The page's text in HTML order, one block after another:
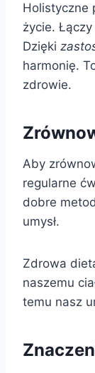
Holistyczne
życie. Łączy
Dzięki
harmonię.
zdrowie.
Aby
regularne
dobre
umysł.
Zdrowa
naszemu
temu nasz